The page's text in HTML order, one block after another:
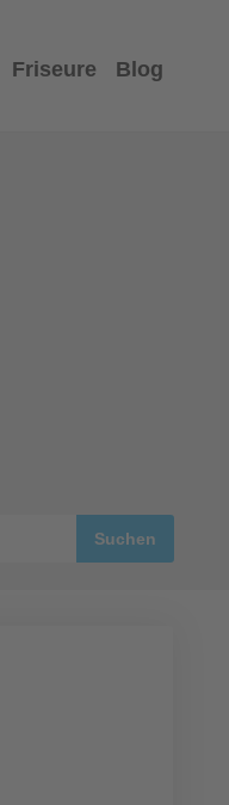
Friseure Blog